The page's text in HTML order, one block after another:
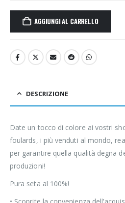
AGGIUNGI AL CARRELLO
DESCRIZIONE
Date un tocco di colore ai vostri
foulards, i più venduti al mondo,
per garantire quella qualità degna
produzioni!
Pura seta al 100%!
• Scoprite la convenienza